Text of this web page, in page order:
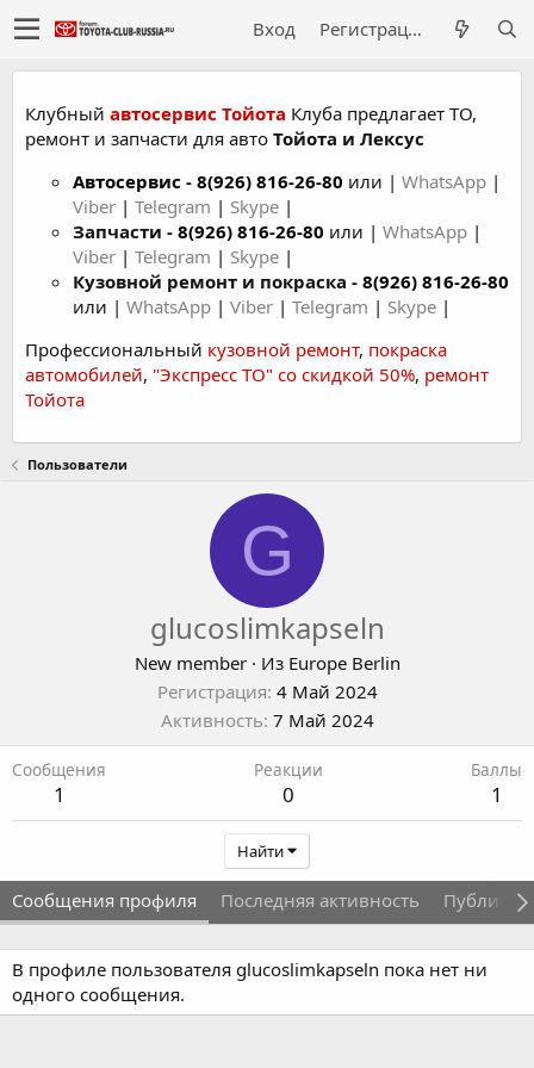
Вход Регистрация
Клубный автосервис Тойота Клуба предлагает ТО,
ремонт и запчасти для авто Тойота и Лексус
Автосервис - 8(926) 816-26-80 или | WhatsApp |
Viber | Telegram | Skype |
Запчасти - 8(926) 816-26-80 или | WhatsApp |
Viber | Telegram | Skype |
Кузовной ремонт и покраска - 8(926) 816-26-80
или | WhatsApp | Viber | Telegram | Skype |
Профессиональный кузовной ремонт, покраска
автомобилей, "Экспресс ТО" со скидкой 50%, ремонт
Тойота
Пользователи
G
glucoslimkapseln
New member · Из Europe Berlin
Регистрация 4 Май 2024
Активность 7 Май 2024
Сообщения
1
Реакции
0
Баллы
1
Найти
Сообщения профиля Последняя активность
В профиле пользователя glucoslimkapseln пока нет ни
одного сообщения.